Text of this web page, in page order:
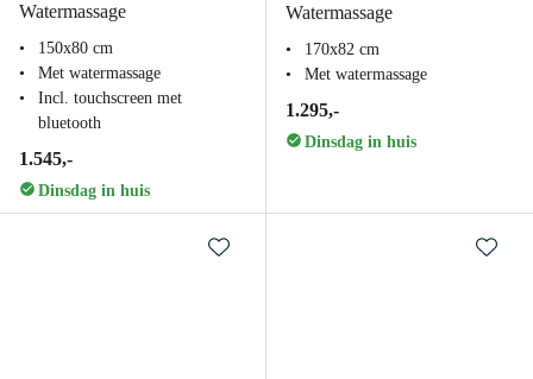
Watermassage
150x80 cm
Met watermassage
Incl. touchscreen met
bluetooth
1.545,-
Dinsdag in huis
Watermassage
170x82 cm
Met watermassage
1.295,-
Dinsdag in huis